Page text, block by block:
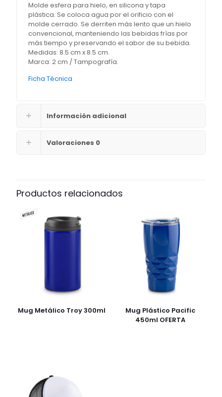
Molde esfera para hielo, en silicona y tapa
plástica. Se coloca agua por el orificio con el
molde cerrado. Se derriten más lento que un hielo
convencional, manteniendo las bebidas frías por
más tiempo y preservando el sabor de su bebida.
Medidas: 8.5 cm x 8.5 cm.
Marca: 2 cm / Tampografía.
Ficha Técnica
Información adicional
Valoraciones 0
Productos relacionados
Mug Metálico Troy 300ml
Mug Plástico Pacific
450ml OFERTA